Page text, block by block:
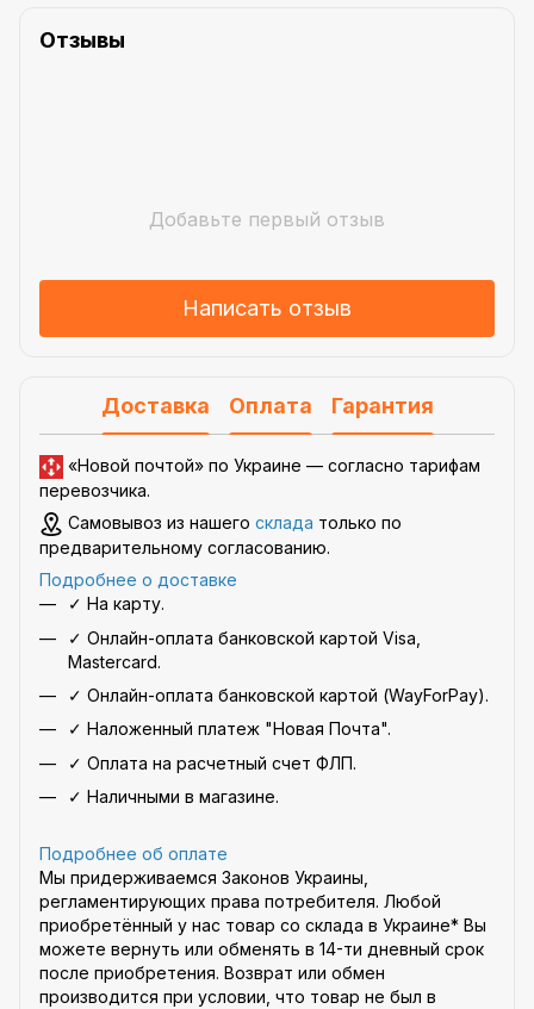
Отзывы
Добавьте первый отзыв
Написать отзыв
Доставка Оплата Гарантия
«Новой почтой» по Украине — согласно тарифам
перевозчика.
Самовывоз из нашего склада только по
предварительному согласованию.
Подробнее о доставке
✓ На карту.
✓ Онлайн-оплата банковской картой Visa,
Mastercard.
✓ Онлайн-оплата банковской картой (WayForPay).
✓ Наложенный платеж "Новая Почта".
✓ Оплата на расчетный счет ФЛП.
✓ Наличными в магазине.
Подробнее об оплате
Мы придерживаемся Законов Украины,
регламентирующих права потребителя. Любой
приобретённый у нас товар со склада в Украине* Вы
можете вернуть или обменять в 14-ти дневный срок
после приобретения. Возврат или обмен
производится при условии, что товар не был в